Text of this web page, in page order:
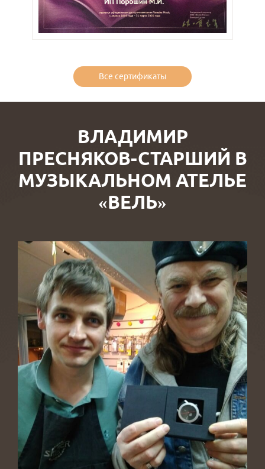
Все сертификаты
ВЛАДИМИР
ПРЕСНЯКОВ-СТАРШИЙ В
МУЗЫКАЛЬНОМ АТЕЛЬЕ
«ВЕЛЬ»